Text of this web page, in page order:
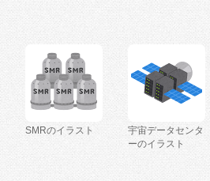
SMRのイラスト
宇宙データセンタ
ーのイラスト